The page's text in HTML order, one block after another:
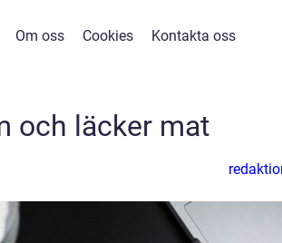
Om oss Cookies Kontakta oss
och läcker mat